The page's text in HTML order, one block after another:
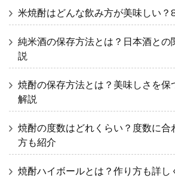
米焼酎はどんな飲み方が美味しい？
純米酒の保存方法とは？日本酒との
説
焼酎の保存方法とは？美味しさを保
解説
焼酎の度数はどれくらい？度数に合
方も紹介
焼酎ハイボールとは？作り方も詳し